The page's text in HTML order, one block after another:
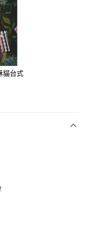
貓台式